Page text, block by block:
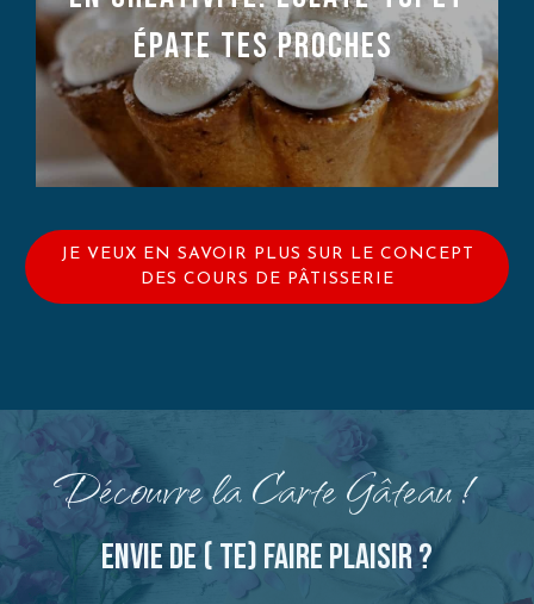
épate tes proches
JE VEUX EN SAVOIR PLUS SUR LE CONCEPT
DES COURS DE PÂTISSERIE
Découvre la Carte Gâteau !
Envie de ( te) faire plaisir ?